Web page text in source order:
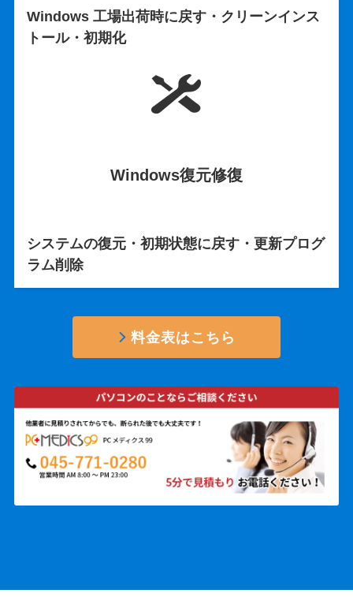
Windows 工場出荷時に戻す・クリーンインス
トール・初期化
Windows復元修復
システムの復元・初期状態に戻す・更新プログ
ラム削除
料金表はこちら